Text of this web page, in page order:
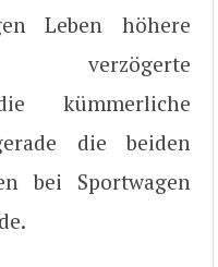
Leben höhere
verzögerte
kümmerliche
die beiden
bei Sportwagen